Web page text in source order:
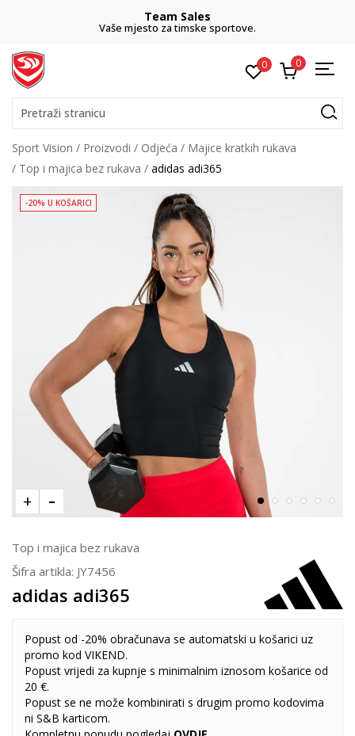
Team Sales
Vaše mjesto za timske sportove.
0 0
Pretraži stranicu
Sport Vision Proizvodi Odjeća
Majice kratkih rukava
Top i majica bez rukava
adidas adi365
-20% U KOŠARICI
Top i majica bez rukava
Šifra artikla: JY7456
adidas adi365
Popust od -20% obračunava se automatski u košarici uz
promo kod VIKEND.
Popust vrijedi za kupnje s minimalnim iznosom košarice od
20 €.
Popust se ne može kombinirati s drugim promo kodovima
ni S&B karticom.